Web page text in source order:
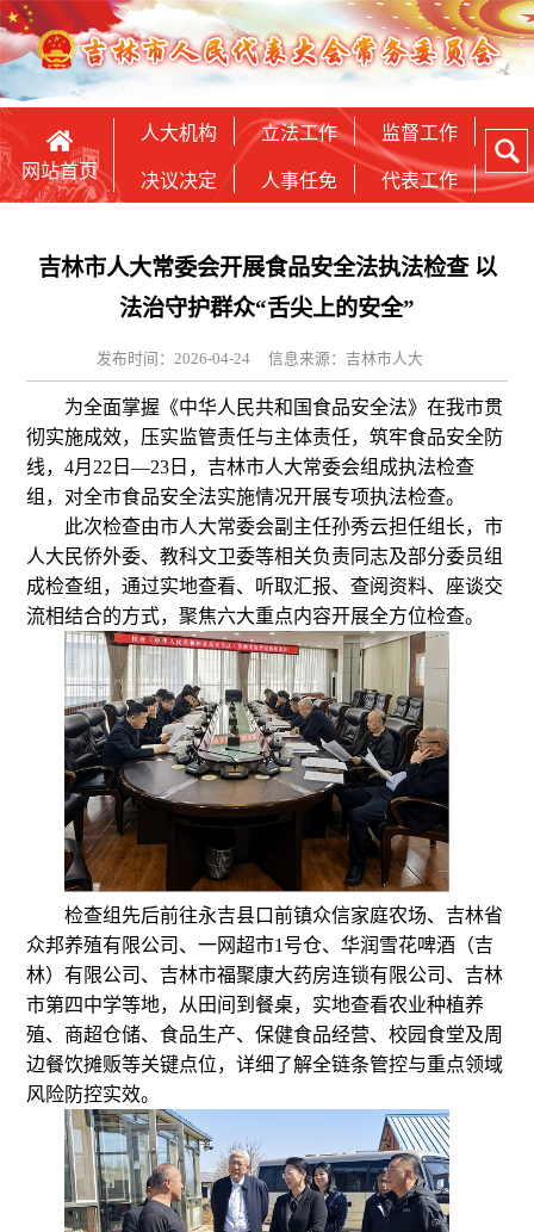
网站首页
人大机构 立法工作 监督工作
决议决定 人事任免 代表工作
吉林市人大常委会开展食品安全法执法检查 以
法治守护群众“舌尖上的安全”
发布时间：2026-04-24 信息来源：吉林市人大
为全面掌握《中华人民共和国食品安全法》在我市贯
彻实施成效，压实监管责任与主体责任，筑牢食品安全防
线，4月22日—23日，吉林市人大常委会组成执法检查
组，对全市食品安全法实施情况开展专项执法检查。
此次检查由市人大常委会副主任孙秀云担任组长，市
人大民侨外委、教科文卫委等相关负责同志及部分委员组
成检查组，通过实地查看、听取汇报、查阅资料、座谈交
流相结合的方式，聚焦六大重点内容开展全方位检查。
检查组先后前往永吉县口前镇众信家庭农场、吉林省
众邦养殖有限公司、一网超市1号仓、华润雪花啤酒（吉
林）有限公司、吉林市福聚康大药房连锁有限公司、吉林
市第四中学等地，从田间到餐桌，实地查看农业种植养
殖、商超仓储、食品生产、保健食品经营、校园食堂及周
边餐饮摊贩等关键点位，详细了解全链条管控与重点领域
风险防控实效。